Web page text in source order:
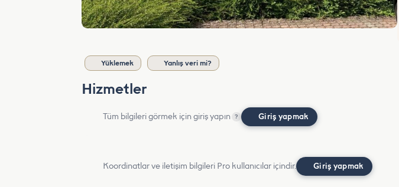
Yüklemek Yanlış veri mi?
Hizmetler
Tüm bilgileri görmek için giriş yapın ? Giriş yapmak
Koordinatlar ve iletişim bilgileri Pro kullanıcılar içindir. Giriş yapmak